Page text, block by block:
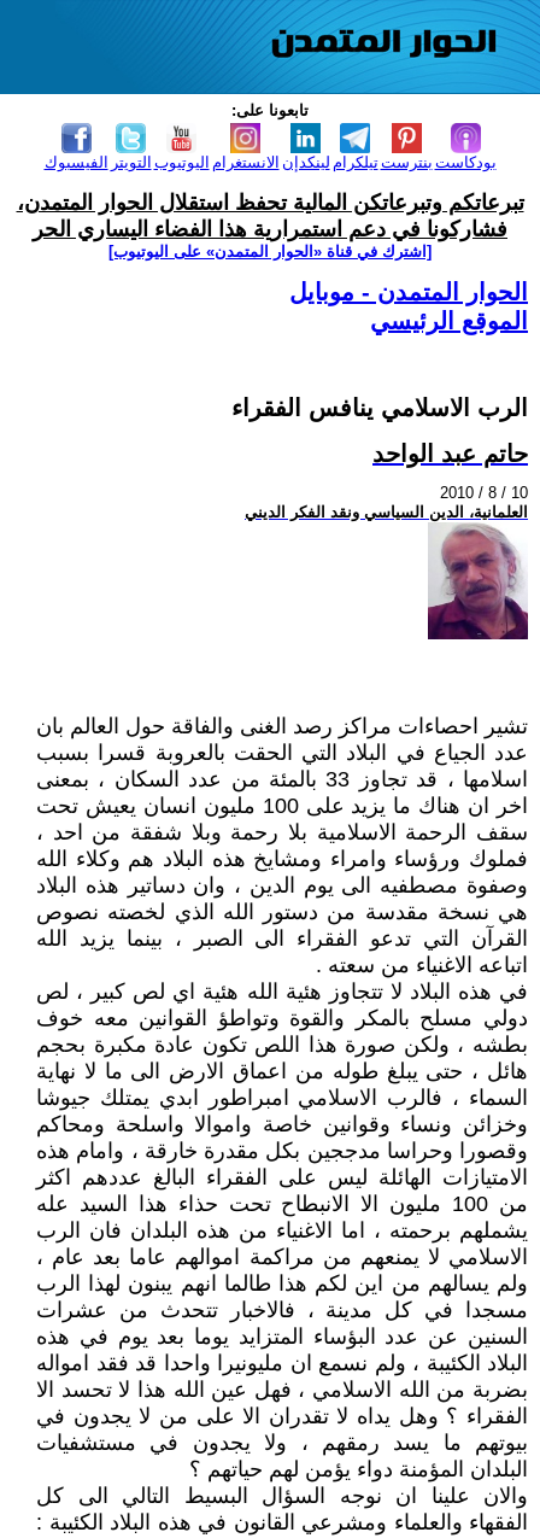
تابعونا على:
الفيسبوك التويتر اليوتيوب الانستغرام لينكدإن تيلكرامبنترست بودكاست
تبرعاتكم وتبرعاتكن المالية تحفظ استقلال الحوار المتمدن،
فشاركونا في دعم استمرارية هذا الفضاء اليساري الحر
[اشترك في قناة ‫«الحوار المتمدن» على اليوتيوب]
الحوار المتمدن - موبايل
الموقع الرئيسي
الرب الاسلامي ينافس الفقراء
حاتم عبد الواحد
2010 / 8 / 10
العلمانية، الدين السياسي ونقد الفكر الديني
تشير احصاءات مراكز رصد الغنى والفاقة حول العالم بان
عدد الجياع في البلاد التي الحقت بالعروبة قسرا بسبب
اسلامها ، قد تجاوز 33 بالمئة من عدد السكان ، بمعنى
اخر ان هناك ما يزيد على 100 مليون انسان يعيش تحت
سقف الرحمة الاسلامية بلا رحمة وبلا شفقة من احد ،
فملوك ورؤساء وامراء ومشايخ هذه البلاد هم وكلاء الله
وصفوة مصطفيه الى يوم الدين ، وان دساتير هذه البلاد
هي نسخة مقدسة من دستور الله الذي لخصته نصوص
القرآن التي تدعو الفقراء الى الصبر ، بينما يزيد الله
اتباعه الاغنياء من سعته .
في هذه البلاد لا تتجاوز هئية الله هئية اي لص كبير ، لص
دولي مسلح بالمكر والقوة وتواطؤ القوانين معه خوف
بطشه ، ولكن صورة هذا اللص تكون عادة مكبرة بحجم
هائل ، حتى يبلغ طوله من اعماق الارض الى ما لا نهاية
السماء ، فالرب الاسلامي امبراطور ابدي يمتلك جيوشا
وخزائن ونساء وقوانين خاصة واموالا واسلحة ومحاكم
وقصورا وحراسا مدججين بكل مقدرة خارقة ، وامام هذه
الامتيازات الهائلة ليس على الفقراء البالغ عددهم اكثر
من 100 مليون الا الانبطاح تحت حذاء هذا السيد عله
يشملهم برحمته ، اما الاغنياء من هذه البلدان فان الرب
الاسلامي لا يمنعهم من مراكمة اموالهم عاما بعد عام ،
ولم يسالهم من اين لكم هذا طالما انهم يبنون لهذا الرب
مسجدا في كل مدينة ، فالاخبار تتحدث من عشرات
السنين عن عدد البؤساء المتزايد يوما بعد يوم في هذه
البلاد الكئيبة ، ولم نسمع ان مليونيرا واحدا قد فقد امواله
بضربة من الله الاسلامي ، فهل عين الله هذا لا تحسد الا
الفقراء ؟ وهل يداه لا تقدران الا على من لا يجدون في
بيوتهم ما يسد رمقهم ، ولا يجدون في مستشفيات
البلدان المؤمنة دواء يؤمن لهم حياتهم ؟
والان علينا ان نوجه السؤال البسيط التالي الى كل
الفقهاء والعلماء ومشرعي القانون في هذه البلاد الكئيبة :